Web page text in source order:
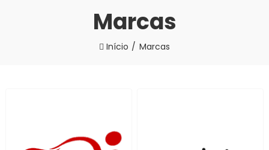
Marcas
Início Marcas